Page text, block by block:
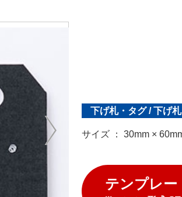
下げ札・タグ/下げ
サイズ ： 30mm ×
テンプレー